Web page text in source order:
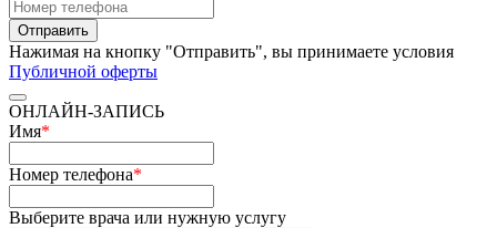
Отправить
Нажимая на кнопку "Отправить", вы принимаете условия
Публичной оферты
ОНЛАЙН-ЗАПИСЬ
Имя*
Номер телефона*
Выберите врача или нужную услугу